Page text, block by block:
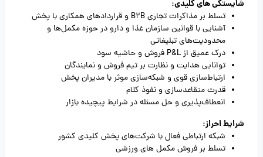
شایستگی های کلیدی:
تسلط بر مذاکرات تجاری B2B و قراردادهای همکاری با پخش
آشنایی با قوانین سازمان غذا و دارو در حوزه مکمل‌ها و
محدودیت‌های تبلیغاتی
درک عمیق از P&L فروش و حاشیه سود
توانایی هدایت و نظارت بر تیم فروش و نمایندگان
ارتباط‌سازی قوی و شبکه‌سازی موثر با مدیران پخش
قدرت متقاعدسازی و نفوذ کلام
انعطاف‌پذیری و حل مسئله در شرایط پیچیده بازار
شرایط احراز:
شبکه ارتباطی فعال با شرکت‌های پخش کلیدی کشور
تسلط بر فروش مکمل‌ های ورزشی